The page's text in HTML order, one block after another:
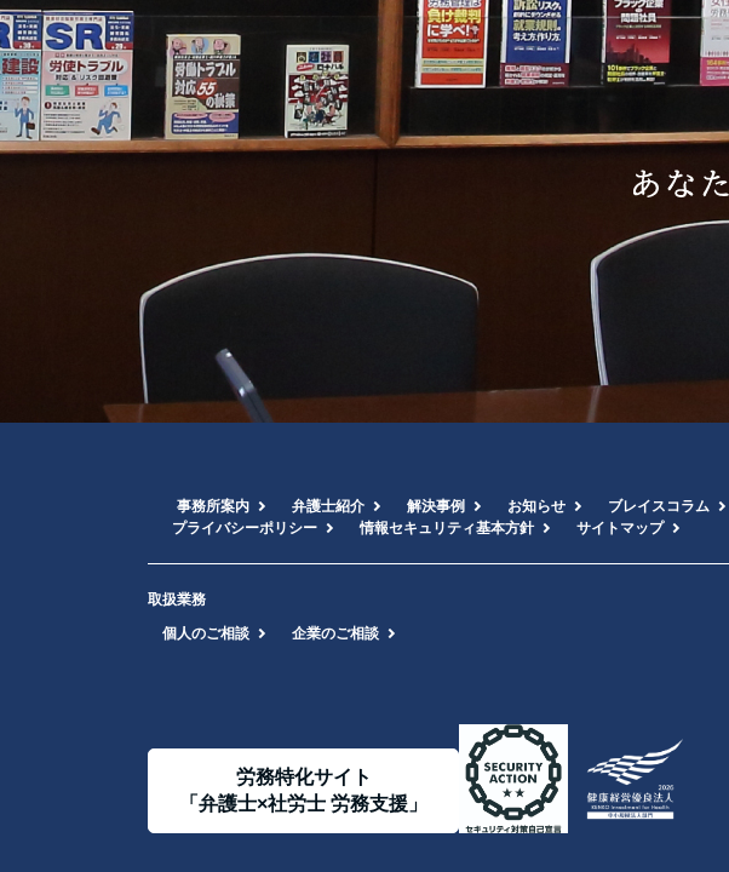
範囲
※ 外国にある第三者に提供する場合、
を講じます。
3. 委託先の監督
当事務所は、業務の一部を外部事業
告等を定めた契約等により、委託先を
4. 開示・訂正・利用停止等の請求
当事務所は、保有個人データについ
本ポリシー末尾の窓口へメールまたは
■回答方法・期間
電子的方法（メール等）で、合理的
当該ツールはCookie等を通じてトラ
せん。
オプトアウトをご希望の場合は、ブ
https://tools.google.com/dlpage/
事務所案内 弁護士紹介 解決事例 お知らせ ブレイスコラム
プライバシーポリシー
情報セキュリティ基本方針 サイトマップ
取扱業務
個人のご相談
企業のご相談
労務特化サイト
「弁護士×社労士 労務支援」